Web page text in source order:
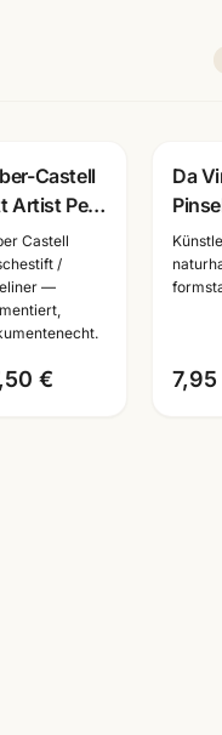
Castell
Artist Pen
Set
·
Castell
/
—
€
Da
7,95